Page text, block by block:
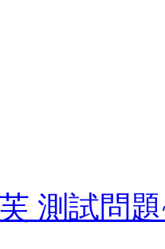
測試問